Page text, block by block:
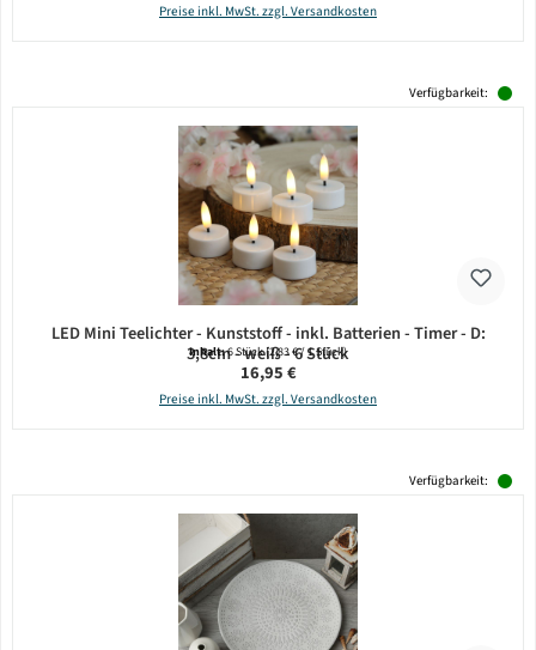
Preise inkl. MwSt. zzgl. Versandkosten
Verfügbarkeit:
LED Mini Teelichter - Kunststoff - inkl. Batterien - Timer - D:
3,8cm - weiß - 6 Stück
Inhalt:6 Stück(2,83 € / 1 Stück)
Regulärer Preis:
16,95 €
Preise inkl. MwSt. zzgl. Versandkosten
Verfügbarkeit: